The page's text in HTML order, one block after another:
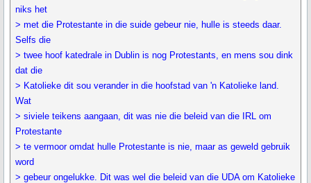
niks het
> met die Protestante in die suide gebeur nie, hulle is steeds daar.
Selfs die
> twee hoof katedrale in Dublin is nog Protestants, en mens sou dink
dat die
> Katolieke dit sou verander in die hoofstad van 'n Katolieke land.
Wat
> siviele teikens aangaan, dit was nie die beleid van die IRL om
Protestante
> te vermoor omdat hulle Protestante is nie, maar as geweld gebruik
word
> gebeur ongelukke. Dit was wel die beleid van die UDA om Katolieke